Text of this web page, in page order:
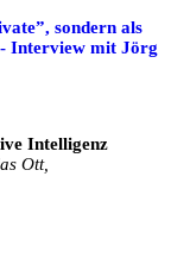
sondern als
Interview mit Jörg
Intelligenz
Ott,